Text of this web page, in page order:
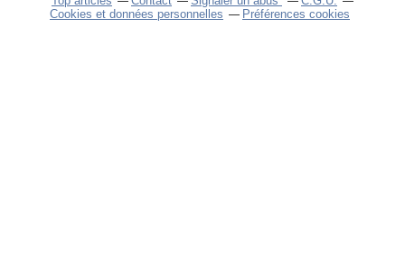
Cookies et données personnelles
Préférences cookies